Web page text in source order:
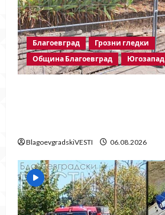
Благоевград
Грозни гледки
Община Благоевград
Югозапад
BlagoevgradskiVESTI 06.08.2026